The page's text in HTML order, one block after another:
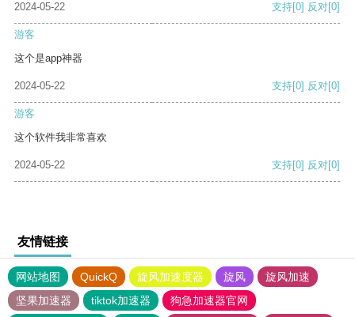
2024-05-22
支持[0] 反对[0]
游客
这个是app神器
2024-05-22 支持[0] 反对[0]
游客
这个软件我非常喜欢
2024-05-22 支持[0] 反对[0]
友情链接
网站地图 QuickQ 旋风加速度器 旋风
旋风加速
坚果加速器
tiktok加速器
狗急加速器官网